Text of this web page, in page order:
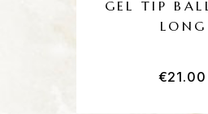
GEL TIP
LONG
€21.00